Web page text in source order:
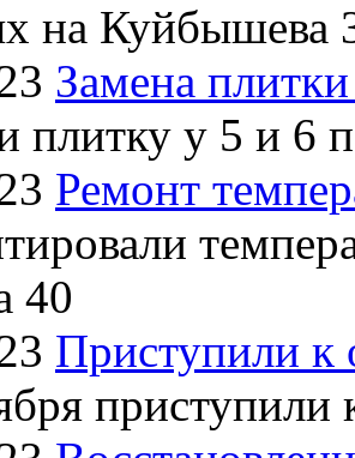
на Куйбышева
Замена
плитку у 5 и 6
Ремонт
40
Приступили к